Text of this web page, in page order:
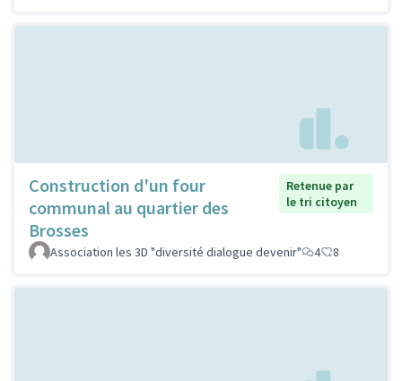
Construction d'un four
communal au quartier des
Brosses
Retenue par
le tri citoyen
Association les 3D "diversité dialogue devenir" 4 8